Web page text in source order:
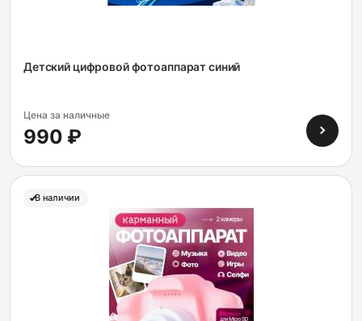
Детский цифровой фотоаппарат синий
Цена за наличные
990 ₽
В наличии